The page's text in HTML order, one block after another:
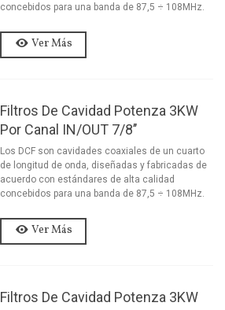
concebidos para una banda de 87,5 ÷ 108MHz.
Ver Más
Filtros De Cavidad Potenza 3KW
Por Canal IN/OUT 7/8’’
Los DCF son cavidades coaxiales de un cuarto
de longitud de onda, diseñadas y fabricadas de
acuerdo con estándares de alta calidad
concebidos para una banda de 87,5 ÷ 108MHz.
Ver Más
Filtros De Cavidad Potenza 3KW